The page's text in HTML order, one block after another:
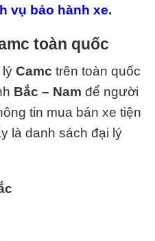
vụ bảo hành xe.
toàn quốc
lý Camc trên toàn quốc
Bắc – Nam để người
tin mua bán xe tiện
là danh sách đại lý